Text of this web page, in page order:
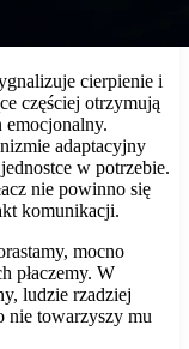
cierpienie i
częściej otrzymują
emocjonalny.
adaptacyjny
w potrzebie.
nie powinno się
komunikacji.
mocno
płaczemy. W
ludzie rzadziej
nie towarzyszy mu